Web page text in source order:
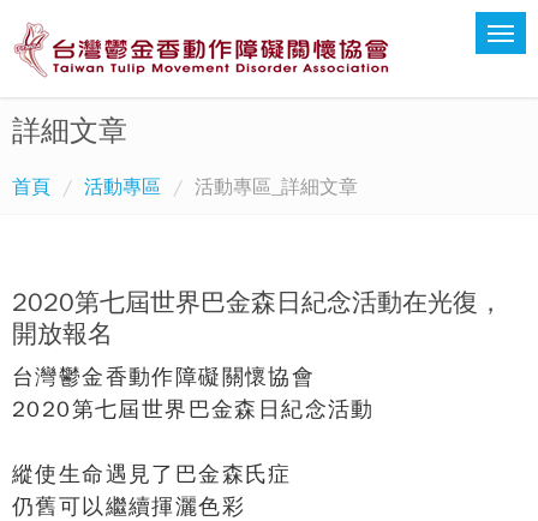
詳細文章
首頁 活動專區 活動專區_詳細文章
2020第七屆世界巴金森日紀念活動在光復，
開放報名
台灣鬱金香動作障礙關懷協會
2020第七屆世界巴金森日紀念活動
縱使生命遇見了巴金森氏症
仍舊可以繼續揮灑色彩